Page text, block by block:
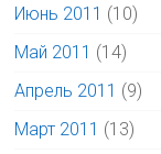
Июнь 2011 (10)
Май 2011 (14)
Апрель 2011 (9)
Март 2011 (13)